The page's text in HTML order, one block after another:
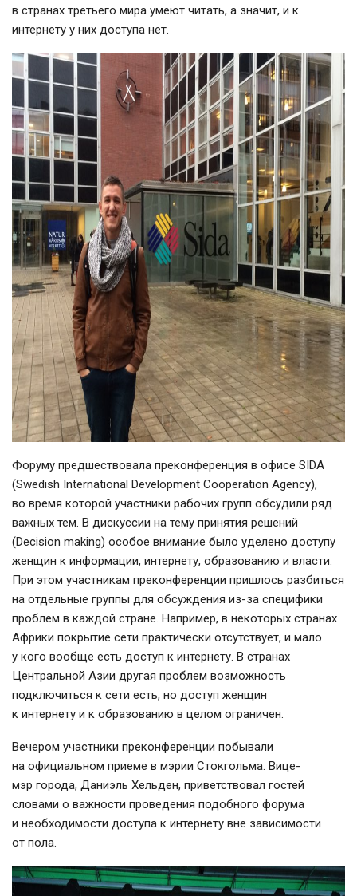
в странах третьего мира умеют читать, а значит, и к
интернету у них доступа нет.
Форуму предшествовала преконференция в офисе SIDA
(Swedish International Development Сooperation Agency),
во время которой участники рабочих групп обсудили ряд
важных тем. В дискуссии на тему принятия решений
(Decision making) особое внимание было уделено доступу
женщин к информации, интернету, образованию и власти.
При этом участникам преконференции пришлось разбиться
на отдельные группы для обсуждения из-за специфики
проблем в каждой стране. Например, в некоторых странах
Африки покрытие сети практически отсутствует, и мало
у кого вообще есть доступ к интернету. В странах
Центральной Азии другая проблем возможность
подключиться к сети есть, но доступ женщин
к интернету и к образованию в целом ограничен.
Вечером участники преконференции побывали
на официальном приеме в мэрии Стокгольма. Вице-
мэр города, Даниэль Хельден, приветствовал гостей
словами о важности проведения подобного форума
и необходимости доступа к интернету вне зависимости
от пола.